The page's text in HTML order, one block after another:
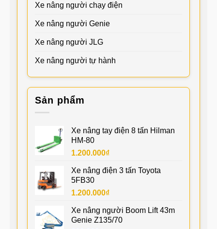
Xe nâng người chạy điện
Xe nâng người Genie
Xe nâng người JLG
Xe nâng người tự hành
Sản phẩm
Xe nâng tay điện 8 tấn Hilman
HM-80
1.200.000₫
Xe nâng điện 3 tấn Toyota
5FB30
1.200.000₫
Xe nâng người Boom Lift 43m
Genie Z135/70